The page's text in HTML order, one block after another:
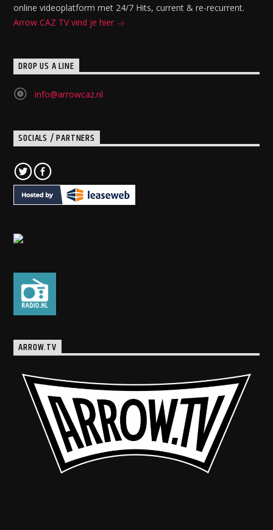
online videoplatform met 24/7 Hits, current & re-recurrent.
Arrow CAZ TV vind je hier
DROP US A LINE
info@arrowcaz.nl
SOCIALS / PARTNERS
ARROW.TV